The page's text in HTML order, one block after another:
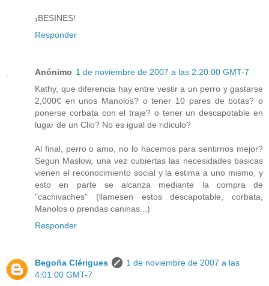
¡BESINES!
Responder
Anónimo 1 de noviembre de 2007 a las 2:20:00 GMT-7
Kathy, que diferencia hay entre vestir a un perro y gastarse
2,000€ en unos Manolos? o tener 10 pares de botas? o
ponerse corbata con el traje? o tener un descapotable en
lugar de un Clio? No es igual de ridiculo?
Al final, perro o amo, no lo hacemos para sentirnos mejor?
Segun Maslow, una vez cubiertas las necesidades basicas
vienen el reconocimiento social y la estima a uno mismo, y
esto en parte se alcanza mediante la compra de
"cachivaches" (llamesen estos descapotable, corbata,
Manolos o prendas caninas...)
Responder
Begoña Clérigues
1 de noviembre de 2007 a las
4:01:00 GMT-7